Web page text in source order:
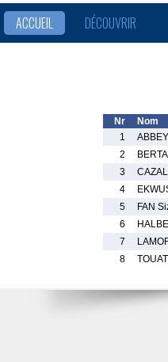
ACCUEIL DÉCOUVRIR
Nr Nom
1
2
3
4
5
FAN
6
7
8